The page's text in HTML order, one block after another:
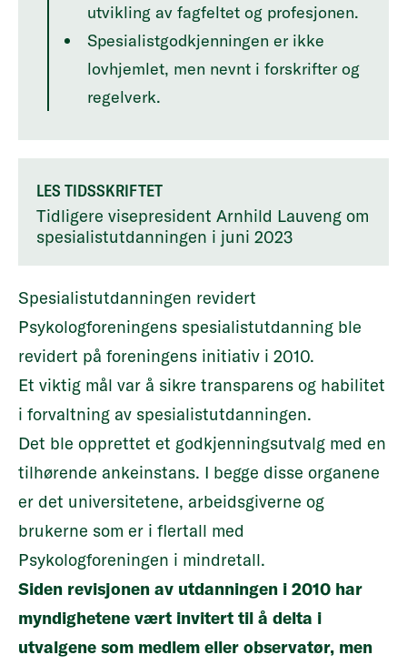
utvikling av fagfeltet og profesjonen.
Spesialistgodkjenningen er ikke
lovhjemlet, men nevnt i forskrifter og
regelverk.
LES TIDSSKRIFTET
Tidligere visepresident Arnhild Lauveng om
spesialistutdanningen i juni 2023
Spesialistutdanningen revidert
Psykologforeningens spesialistutdanning ble
revidert på foreningens initiativ i 2010.
Et viktig mål var å sikre transparens og habilitet
i forvaltning av spesialistutdanningen.
Det ble opprettet et godkjenningsutvalg med en
tilhørende ankeinstans. I begge disse organene
er det universitetene, arbeidsgiverne og
brukerne som er i flertall med
Psykologforeningen i mindretall.
Siden revisjonen av utdanningen i 2010 har
myndighetene vært invitert til å delta i
utvalgene som medlem eller observatør, men